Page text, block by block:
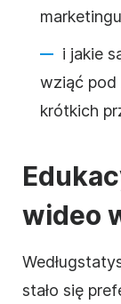
i jakie
wziąć pod
krótkich
wideo
Według
stało się